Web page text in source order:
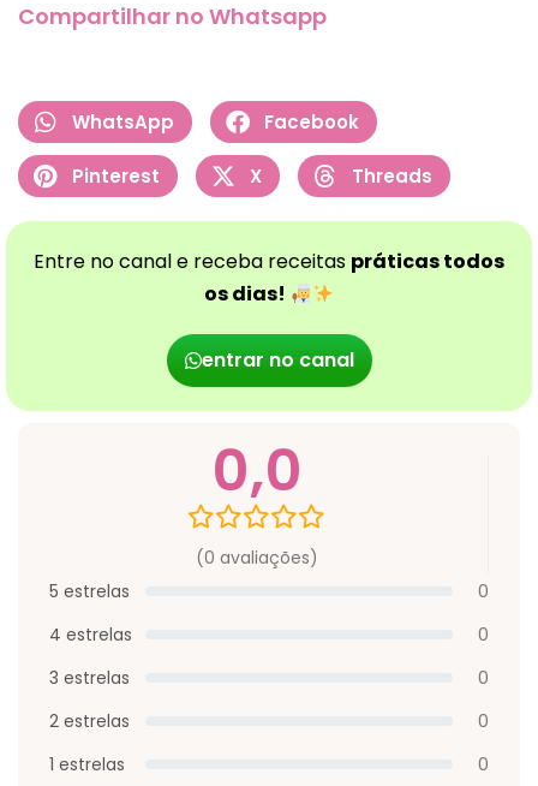
Compartilhar no Whatsapp
WhatsApp Facebook
Pinterest X Threads
Entre no canal e receba receitas práticas todos
os dias!
entrar no canal
0,0
(0 avaliações)
5 estrelas
0
4 estrelas
0
3 estrelas
0
2 estrelas
0
1 estrelas
0